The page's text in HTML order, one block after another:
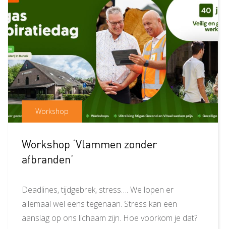
Workshop
Workshop ‘Vlammen zonder
afbranden’
Deadlines, tijdgebrek, stress…. We lopen er
allemaal wel eens tegenaan. Stress kan een
aanslag op ons lichaam zijn. Hoe voorkom je dat?